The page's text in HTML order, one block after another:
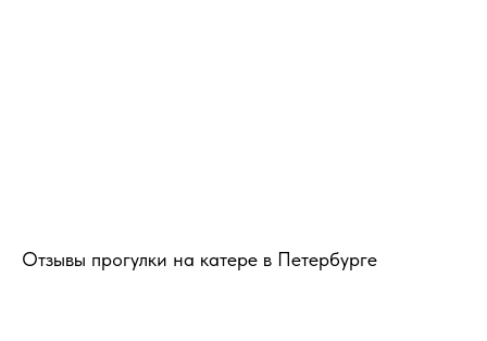
Отзывы прогулки на катере в Петербурге